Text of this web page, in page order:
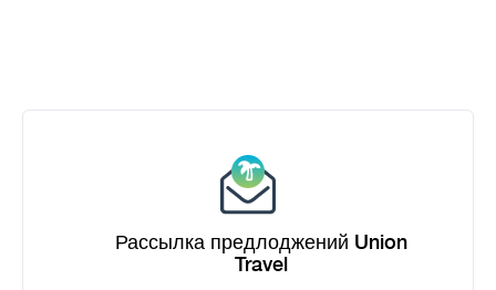
Рассылка предлоджений Union
Travel